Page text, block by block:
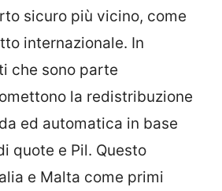
sicuro più vicino, come
internazionale. In
che sono parte
la redistribuzione
ed automatica in base
quote e Pil. Questo
e Malta come primi